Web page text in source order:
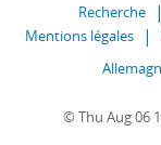
Recherche
Mentions légales
© Thu Aug 06